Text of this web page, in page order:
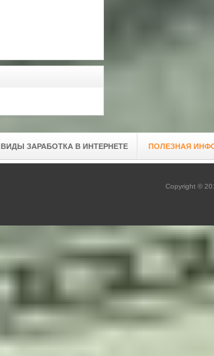
ВИДЫ ЗАРАБОТКА В ИНТЕРНЕТЕ ПОЛЕЗНАЯ
Copyright ©